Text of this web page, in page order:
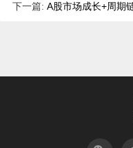
下一篇: A股市场成长+周期链依